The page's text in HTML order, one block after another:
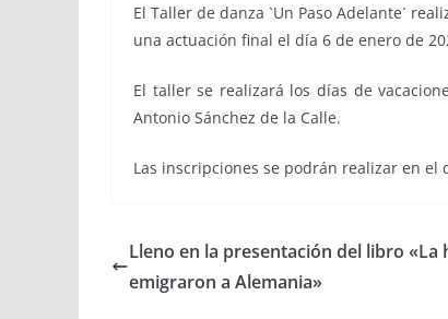
El Taller de danza `Un Paso Adelante´
una actuación final el día 6 de enero de
El taller se realizará los días de
Antonio Sánchez de la Calle.
Las inscripciones se podrán realizar en el
Lleno en la presentación del libro
emigraron a Alemania»